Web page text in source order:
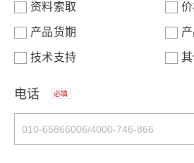
资料索取
产品货期
技术支持
电话 必填